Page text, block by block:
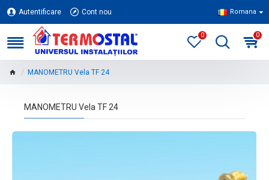
Autentificare Cont nou Romana
0 0
MANOMETRU Vela TF 24
MANOMETRU Vela TF 24